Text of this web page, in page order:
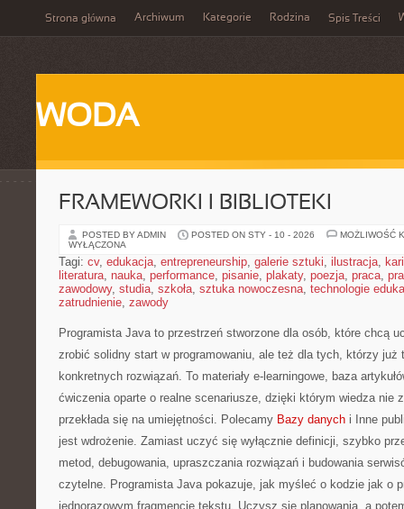
Strona główna Archiwum Kategorie Rodzina Spis Treści
WODA
FRAMEWORKI I BIBLIOTEKI
POSTED BY ADMIN POSTED ON STY - 10 - 2026
MOŻLIWOŚĆ
WYŁĄCZONA
Tagi: cv, edukacja, entrepreneurship, galerie sztuki, ilustracja,
literatura, nauka, performance, pisanie, plakaty, poezja, praca,
zawodowy, studia, szkoła, sztuka nowoczesna, technologie
zatrudnienie, zawody
Programista Java to przestrzeń stworzone dla osób, które chcą
zrobić solidny start w programowaniu, ale też dla tych, którzy już
konkretnych rozwiązań. To materiały e-learningowe, baza
ćwiczenia oparte o realne scenariusze, dzięki którym wiedza nie
przekłada się na umiejętności. Polecamy Bazy danych i Inne
jest wdrożenie. Zamiast uczyć się wyłącznie definicji, szybko
metod, debugowania, upraszczania rozwiązań i budowania
czytelne. Programista Java pokazuje, jak myśleć o kodzie jak o
jednorazowym fragmencie tekstu. Uczysz się planowania, a